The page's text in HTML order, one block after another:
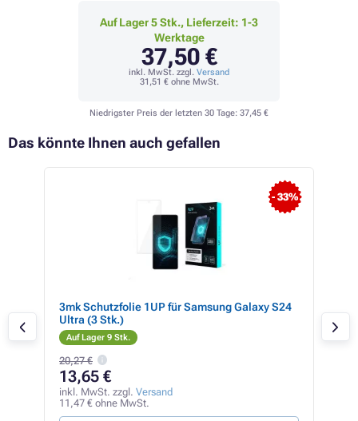
Auf Lager 5 Stk., Lieferzeit: 1-3
Werktage
37,50 €
inkl. MwSt. zzgl. Versand
31,51 €ohne MwSt.
Niedrigster Preis der letzten 30 Tage: 37,45 €
Das könnte Ihnen auch gefallen
- 33%
3mk Schutzfolie 1UP für Samsung Galaxy S24
Ultra (3 Stk.)
Auf Lager 9 Stk.
20,27 €
13,65 €
inkl. MwSt. zzgl. Versand
11,47 € ohne MwSt.